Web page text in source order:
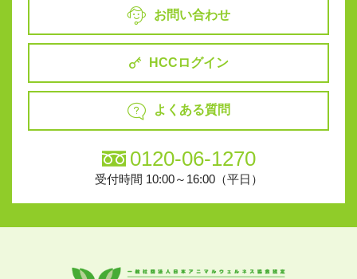
お問い合わせ
HCCログイン
よくある質問
0120-06-1270
受付時間 10:00～16:00（平日）